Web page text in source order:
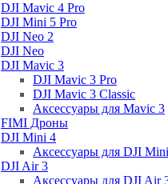
DJI Mavic 4 Pro
DJI Mini 5 Pro
DJI Neo 2
DJI Neo
DJI Mavic 3
DJI Mavic 3 Pro
DJI Mavic 3 Classic
Аксессуары для Mavic 3
FIMI Дроны
DJI Mini 4
Аксессуары для DJI
DJI Air 3
Аксессуары для DJI Air